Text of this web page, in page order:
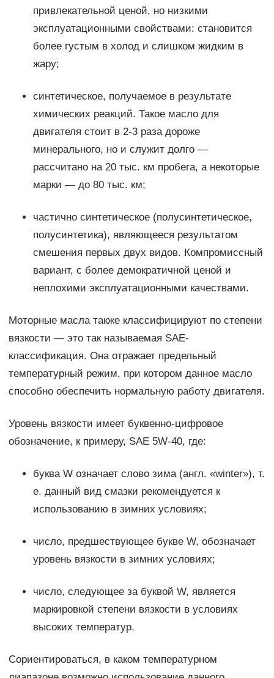
привлекательной ценой, но низкими
эксплуатационными свойствами: становится
более густым в холод и слишком жидким в
жару;
синтетическое, получаемое в результате
химических реакций. Такое масло для
двигателя стоит в 2-3 раза дороже
минерального, но и служит долго —
рассчитано на 20 тыс. км пробега, а некоторые
марки — до 80 тыс. км;
частично синтетическое (полусинтетическое,
полусинтетика), являющееся результатом
смешения первых двух видов. Компромиссный
вариант, с более демократичной ценой и
неплохими эксплуатационными качествами.
Моторные масла также классифицируют по степени
вязкости — это так называемая SAE-
классификация. Она отражает предельный
температурный режим, при котором данное масло
способно обеспечить нормальную работу двигателя.
Уровень вязкости имеет буквенно-цифровое
обозначение, к примеру, SAE 5W-40, где:
буква W означает слово зима (англ. «winter»), т.
е. данный вид смазки рекомендуется к
использованию в зимних условиях;
число, предшествующее букве W, обозначает
уровень вязкости в зимних условиях;
число, следующее за буквой W, является
маркировкой степени вязкости в условиях
высоких температур.
Сориентироваться, в каком температурном